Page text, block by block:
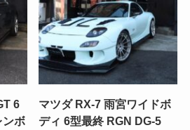
6
ンボ
マツダ RX-7 雨宮ワイドボ
ディ 6型最終 RGN DG-5